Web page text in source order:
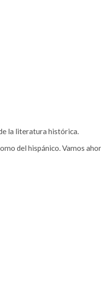
la literatura histórica.
del hispánico. Vamos